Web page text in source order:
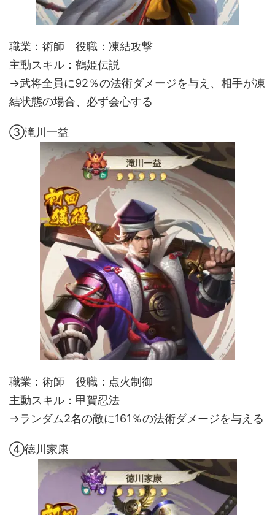
職業：術師 役職：凍結攻撃
主動スキル：鶴姫伝説
→武将全員に92％の法術ダメージを与え、相手が凍
結状態の場合、必ず会心する
③滝川一益
職業：術師 役職：点火制御
主動スキル：甲賀忍法
→ランダム2名の敵に161％の法術ダメージを与える
④徳川家康